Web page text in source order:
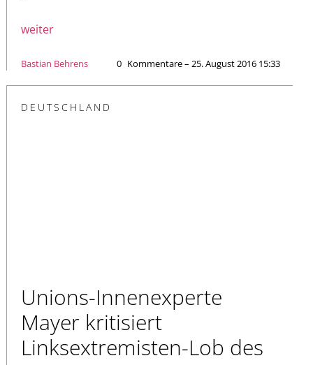
weiter
Bastian Behrens 0 Kommentare – 25. August 2016 15:33
DEUTSCHLAND
Unions-Innenexperte
Mayer kritisiert
Linksextremisten-Lob des